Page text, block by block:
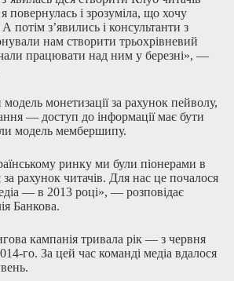
повернулась і зрозуміла, що хочу
потім з’явились і консультанти з
нам створити трьохрівневий
працювати над ним у березні», —
монетизації за рахунок пейволу,
— доступ до інформації має бути
модель мембершипу.
ринку ми були піонерами в
за рахунок читачів. Для нас це почалося
— в 2013 році», — розповідає
Банкова.
кампанія тривала рік — з червня
го. За цей час команді медіа вдалося